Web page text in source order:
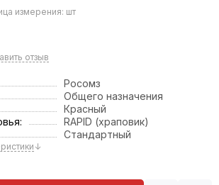
измерения: шт
отзыв
Росомз
Общего назначения
Красный
RAPID (храповик)
Стандартный
↓